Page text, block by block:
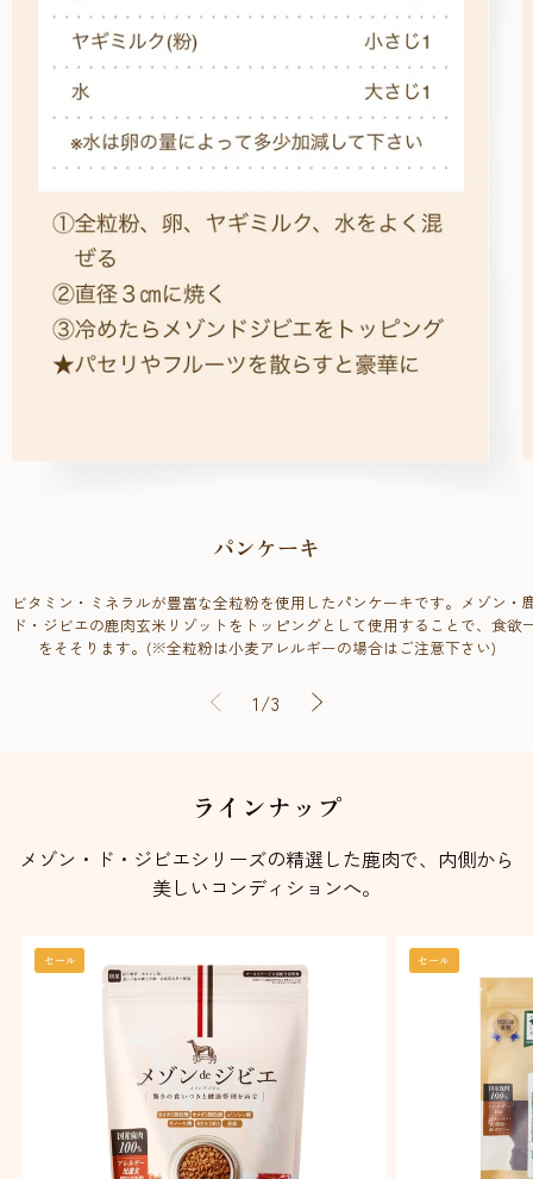
パンケーキ
ビタミン・ミネラルが豊富な全粒粉を使用したパンケーキです。メゾン・
ド・ジビエの鹿肉玄米リゾットをトッピングとして使用することで、食欲
をそそります。(※全粒粉は小麦アレルギーの場合はご注意下さい)
1/の
3
ラインナップ
メゾン・ド・ジビエシリーズの精選した鹿肉で、内側から
美しいコンディションへ。
セール セール